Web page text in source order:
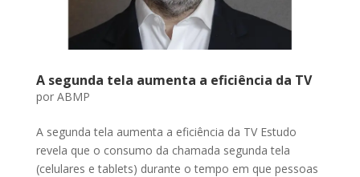
A segunda tela aumenta a eficiência da TV
por ABMP
A segunda tela aumenta a eficiência da TV Estudo
revela que o consumo da chamada segunda tela
(celulares e tablets) durante o tempo em que pessoas